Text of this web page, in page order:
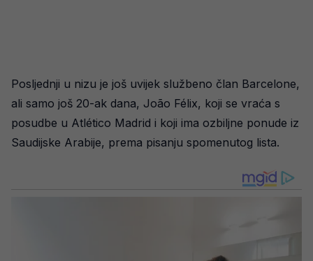
Posljednji u nizu je još uvijek službeno član Barcelone,
ali samo još 20-ak dana, João Félix, koji se vraća s
posudbe u Atlético Madrid i koji ima ozbiljne ponude iz
Saudijske Arabije, prema pisanju spomenutog lista.